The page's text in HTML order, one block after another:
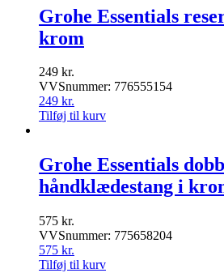
Grohe Essentials
krom
249 kr.
VVSnummer: 776555154
249 kr.
Tilføj til kurv
Grohe Essentials
håndklædestang i
575 kr.
VVSnummer: 775658204
575 kr.
Tilføj til kurv